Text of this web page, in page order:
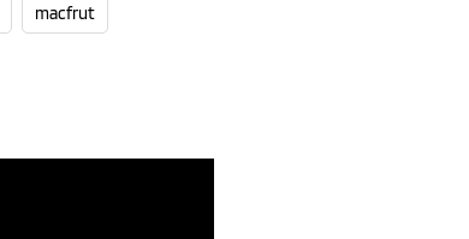
macfrut